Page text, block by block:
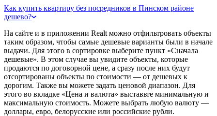
Как купить квартиру без посредников в Пинском районе
дешево?
На сайте и в приложении Realt можно отфильтровать объекты
таким образом, чтобы самые дешевые варианты были в начале
выдачи. Для этого в сортировке выберите пункт «Сначала
дешевые». В этом случае вы увидите объекты, которые
продаются по договорной цене, а сразу после них будут
отсортированы объекты по стоимости — от дешевых к
дорогим. Также вы можете задать ценовой диапазон. Для
этого во вкладке «Цена и валюта» выставьте минимальную и
максимальную стоимость. Можете выбрать любую валюту —
доллары, евро, белорусские или российские рубли.